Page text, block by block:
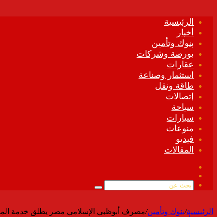
الرئيسية
أخبار
بنوك وتأمين
بورصة وشركات
عقارات
استثمار وصناعة
طاقة ونقل
إتصالات
سياحة
سيارات
منوعات
فيديو
المقالات
الموقع
بحث
الرئيسية/بنوك وتأمين/مصرف أبوظبي الإسلامي مصر يطلق خدمة